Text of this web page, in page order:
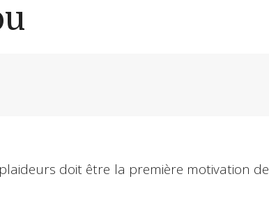
doit être la première motivation de